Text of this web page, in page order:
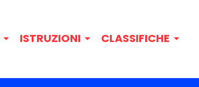
ISTRUZIONI CLASSIFICHE